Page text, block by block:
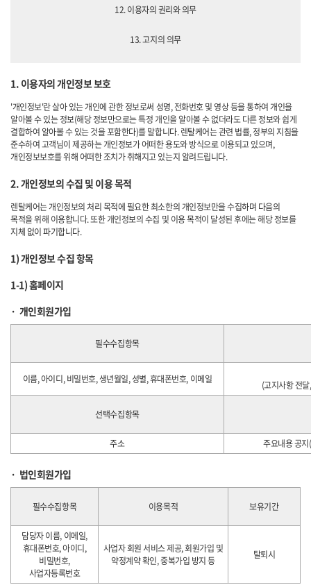
12. 이용자의 권리와 의무
13. 고지의 의무
1. 이용자의 개인정보 보호
'개인정보'란 살아 있는 개인에 관한 정보로써 성명, 전화번호 및 영상 등을 통하여 개인을
알아볼 수 있는 정보(해당 정보만으로는 특정 개인을 알아볼 수 없더라도 다른 정보와 쉽게
결합하여 알아볼 수 있는 것을 포함한다)를 말합니다. 렌탈케어는 관련 법률, 정부의 지침을
준수하여 고객님이 제공하는 개인정보가 어떠한 용도와 방식으로 이용되고 있으며,
개인정보보호를 위해 어떠한 조치가 취해지고 있는지 알려드립니다.
2. 개인정보의 수집 및 이용 목적
렌탈케어는 개인정보의 처리 목적에 필요한 최소한의 개인정보만을 수집하며 다음의
목적을 위해 이용합니다. 또한 개인정보의 수집 및 이용 목적이 달성된 후에는 해당 정보를
지체 없이 파기합니다.
1) 개인정보 수집 항목
1-1) 홈페이지
개인회원가입
필수수집항목
이름, 아이디, 비밀번호, 생년월일, 성별, 휴대폰번호, 이메일 (고지사항 전
선택수집항목
주소 주요내용 공
법인회원가입
필수수집항목 이용목적 보유기간
담당자 이름, 이메일,
휴대폰번호, 아이디,
비밀번호,
사업자등록번호
사업자 회원 서비스 제공, 회원가입 및
약정계약 확인, 중복가입 방지 등
탈퇴시